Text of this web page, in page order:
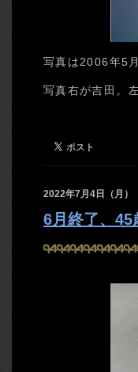
写真は2006年5
写真右が吉田。
2022年7月4日（月）
6月終了、45